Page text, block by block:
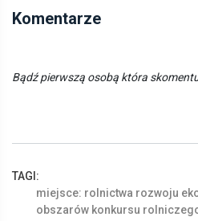
Komentarze
Bądź pierwszą osobą która
TAGI:
miejsce: rolnictwa rozwoju
obszarów konkursu